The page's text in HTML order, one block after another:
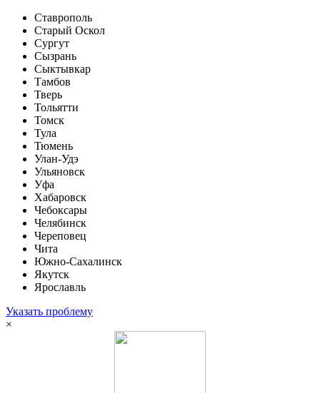
Ставрополь
Старый Оскол
Сургут
Сызрань
Сыктывкар
Тамбов
Тверь
Тольятти
Томск
Тула
Тюмень
Улан-Удэ
Ульяновск
Уфа
Хабаровск
Чебоксары
Челябинск
Череповец
Чита
Южно-Сахалинск
Якутск
Ярославль
Указать проблему
×